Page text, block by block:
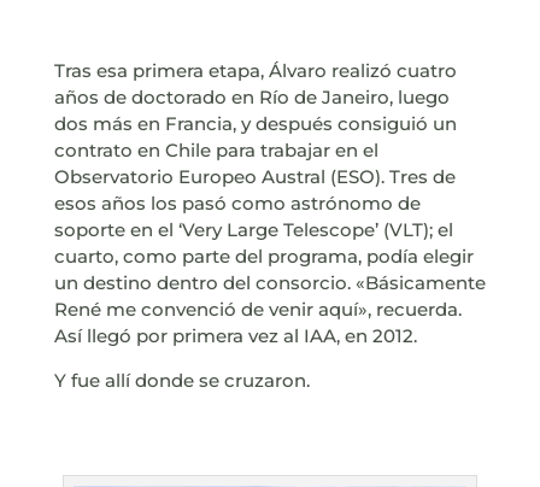
Tras esa primera etapa, Álvaro realizó cuatro
años de doctorado en Río de Janeiro, luego
dos más en Francia, y después consiguió un
contrato en Chile para trabajar en el
Observatorio Europeo Austral (ESO). Tres de
esos años los pasó como astrónomo de
soporte en el ‘Very Large Telescope’ (VLT); el
cuarto, como parte del programa, podía elegir
un destino dentro del consorcio. «Básicamente
René me convenció de venir aquí», recuerda.
Así llegó por primera vez al IAA, en 2012.
Y fue allí donde se cruzaron.